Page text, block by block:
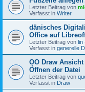
Letzter Beitrag von
Verfasst in Writer
dänisches
Office auf
Letzter Beitrag von lin
Verfasst in generelle
OO Draw
Öffnen der Datei
Letzter Beitrag von
Verfasst in Draw